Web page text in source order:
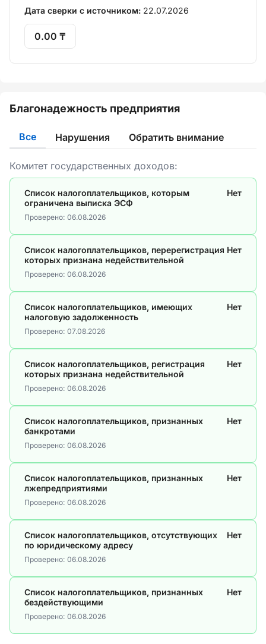
Дата сверки с источником: 22.07.2026
0.00 ₸
Благонадежность предприятия
Все Нарушения Обратить внимание
Комитет государственных доходов:
Список налогоплательщиков, которым
ограничена выписка ЭСФ
Нет
Проверено: 06.08.2026
Список налогоплательщиков, перерегистрация
которых признана недействительной
Нет
Проверено: 06.08.2026
Список налогоплательщиков, имеющих
налоговую задолженность
Нет
Проверено: 07.08.2026
Список налогоплательщиков, регистрация
которых признана недействительной
Нет
Проверено: 06.08.2026
Список налогоплательщиков, признанных
банкротами
Нет
Проверено: 06.08.2026
Список налогоплательщиков, признанных
лжепредприятиями
Нет
Проверено: 06.08.2026
Список налогоплательщиков, отсутствующих
по юридическому адресу
Нет
Проверено: 06.08.2026
Список налогоплательщиков, признанных
бездействующими
Нет
Проверено: 06.08.2026